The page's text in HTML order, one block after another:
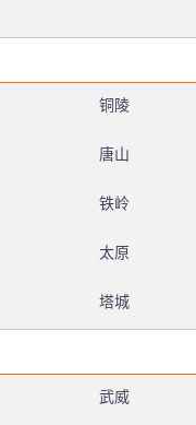
铜陵
唐山
铁岭
太原
塔城
武威